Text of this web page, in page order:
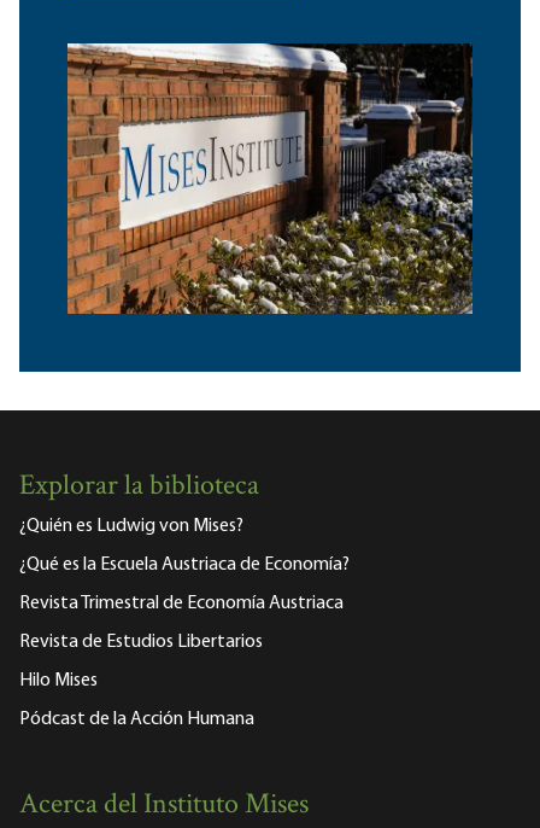
Explorar la biblioteca
¿Quién es Ludwig von Mises?
¿Qué es la Escuela Austriaca de Economía?
Revista Trimestral de Economía Austriaca
Revista de Estudios Libertarios
Hilo Mises
Pódcast de la Acción Humana
Acerca del Instituto Mises